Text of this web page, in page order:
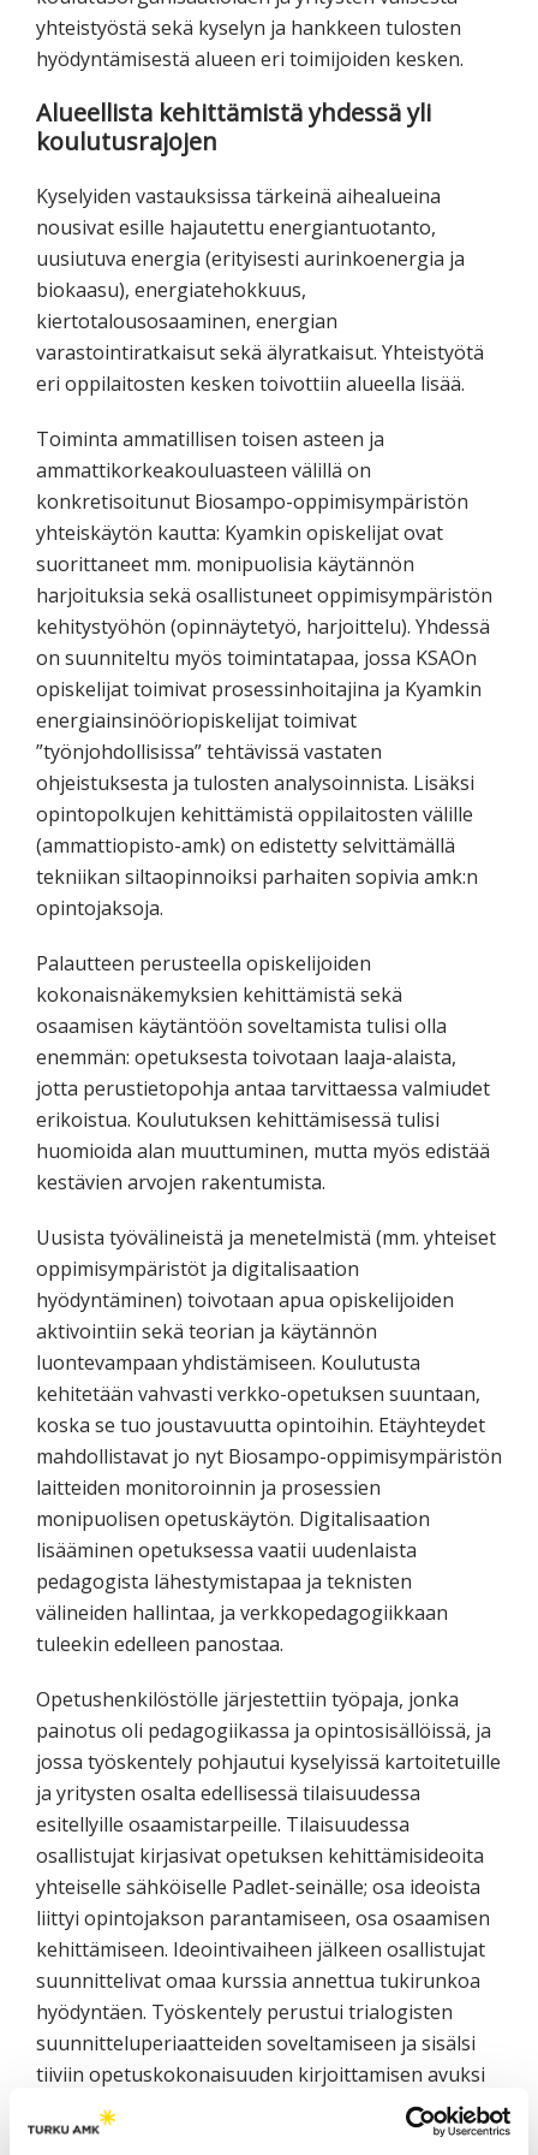
yhteistyöstä sekä kyselyn ja hankkeen tulosten
hyödyntämisestä alueen eri toimijoiden kesken.
Alueellista kehittämistä yhdessä yli
koulutusrajojen
Kyselyiden vastauksissa tärkeinä aihealueina
nousivat esille hajautettu energiantuotanto,
uusiutuva energia (erityisesti aurinkoenergia ja
biokaasu), energiatehokkuus,
kiertotalousosaaminen, energian
varastointiratkaisut sekä älyratkaisut. Yhteistyötä
eri oppilaitosten kesken toivottiin alueella lisää.
Toiminta ammatillisen toisen asteen ja
ammattikorkeakouluasteen välillä on
konkretisoitunut Biosampo-oppimisympäristön
yhteiskäytön kautta: Kyamkin opiskelijat ovat
suorittaneet mm. monipuolisia käytännön
harjoituksia sekä osallistuneet oppimisympäristön
kehitystyöhön (opinnäytetyö, harjoittelu). Yhdessä
on suunniteltu myös toimintatapaa, jossa KSAOn
opiskelijat toimivat prosessinhoitajina ja Kyamkin
energiainsinööriopiskelijat toimivat
”työnjohdollisissa” tehtävissä vastaten
ohjeistuksesta ja tulosten analysoinnista. Lisäksi
opintopolkujen kehittämistä oppilaitosten välille
(ammattiopisto-amk) on edistetty selvittämällä
tekniikan siltaopinnoiksi parhaiten sopivia amk:n
opintojaksoja.
Palautteen perusteella opiskelijoiden
kokonaisnäkemyksien kehittämistä sekä
osaamisen käytäntöön soveltamista tulisi olla
enemmän: opetuksesta toivotaan laaja-alaista,
jotta perustietopohja antaa tarvittaessa valmiudet
erikoistua. Koulutuksen kehittämisessä tulisi
huomioida alan muuttuminen, mutta myös edistää
kestävien arvojen rakentumista.
Uusista työvälineistä ja menetelmistä (mm. yhteiset
oppimisympäristöt ja digitalisaation
hyödyntäminen) toivotaan apua opiskelijoiden
aktivointiin sekä teorian ja käytännön
luontevampaan yhdistämiseen. Koulutusta
kehitetään vahvasti verkko-opetuksen suuntaan,
koska se tuo joustavuutta opintoihin. Etäyhteydet
mahdollistavat jo nyt Biosampo-oppimisympäristön
laitteiden monitoroinnin ja prosessien
monipuolisen opetuskäytön. Digitalisaation
lisääminen opetuksessa vaatii uudenlaista
pedagogista lähestymistapaa ja teknisten
välineiden hallintaa, ja verkkopedagogiikkaan
tuleekin edelleen panostaa.
Opetushenkilöstölle järjestettiin työpaja, jonka
painotus oli pedagogiikassa ja opintosisällöissä, ja
jossa työskentely pohjautui kyselyissä kartoitetuille
ja yritysten osalta edellisessä tilaisuudessa
esitellyille osaamistarpeille. Tilaisuudessa
osallistujat kirjasivat opetuksen kehittämisideoita
yhteiselle sähköiselle Padlet-seinälle; osa ideoista
liittyi opintojakson parantamiseen, osa osaamisen
kehittämiseen. Ideointivaiheen jälkeen osallistujat
suunnittelivat omaa kurssia annettua tukirunkoa
hyödyntäen. Työskentely perustui trialogisten
suunnitteluperiaatteiden soveltamiseen ja sisälsi
tiiviin opetuskokonaisuuden kirjoittamisen avuksi
annettujen kysymysten pohjalta. Pyydettäessä
pedagoginen asiantuntija kommentoi